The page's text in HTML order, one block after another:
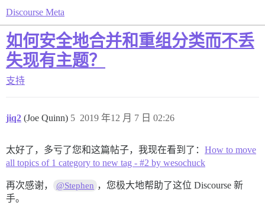
Discourse Meta
如何安全地合并和重组分类而不丢
失现有主题？
支持
jiq2 (Joe Quinn) 2019 年12 月 7 日 02:26
5
太好了，多亏了您和这篇帖子，我现在看到了： How to move
all topics of 1 category to new tag - #2 by wesochuck
再次感谢， @Stephen ，您极大地帮助了这位 Discourse 新
手。